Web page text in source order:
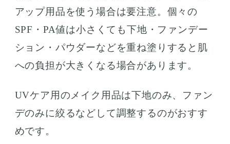
アップ用品を使う場合は要注意。個々の
SPF・PA値は小さくても下地・ファンデー
ション・パウダーなどを重ね塗りすると肌
への負担が大きくなる場合があります。
UVケア用のメイク用品は下地のみ、ファン
デのみに絞るなどして調整するのがおすす
めです。